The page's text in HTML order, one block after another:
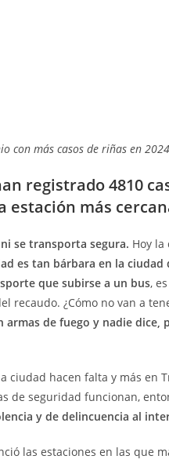
con más casos de riñas en
registrado 4810
estación más
se transporta segura. Hoy
es tan bárbara en la
que subirse a un bus,
recaudo. ¿Cómo no van a
de fuego y nadie
ciudad hacen falta y más en
de seguridad funcionan,
y de delincuencia al
las estaciones en las que